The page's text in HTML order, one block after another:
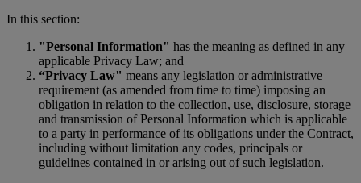
In this section:
"Personal Information" has the meaning as defined in any
applicable Privacy Law; and
“Privacy Law" means any legislation or administrative
requirement (as amended from time to time) imposing an
obligation in relation to the collection, use, disclosure, storage
and transmission of Personal Information which is applicable
to a party in performance of its obligations under the Contract,
including without limitation any codes, principals or
guidelines contained in or arising out of such legislation.